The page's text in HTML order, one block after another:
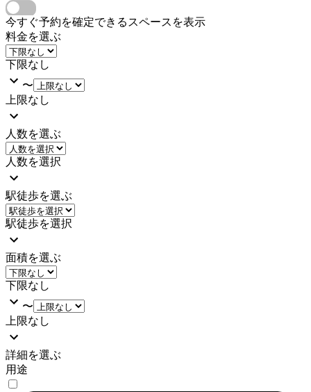
今すぐ予約を確定できるスペースを表示
料金を選ぶ
下限なし
〜
上限なし
人数を選ぶ
人数を選択
駅徒歩を選ぶ
駅徒歩を選択
面積を選ぶ
下限なし
〜
上限なし
詳細を選ぶ
用途